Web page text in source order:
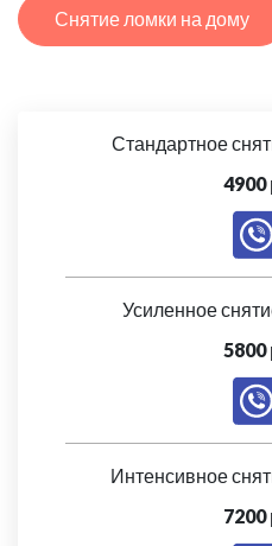
Снятие ломки на дому
Стандартное
4900
Усиленное
5800
Интенсивное
7200